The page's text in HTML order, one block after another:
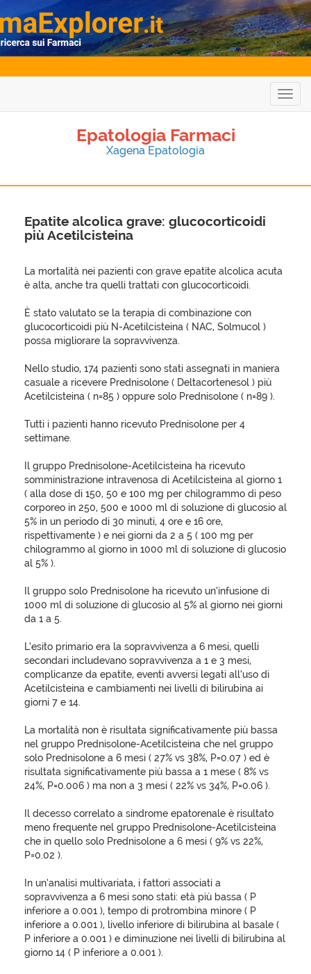
Epatologia Farmaci
Xagena Epatologia
Epatite alcolica grave: glucocorticoidi
più Acetilcisteina
La mortalità nei pazienti con grave epatite alcolica acuta
è alta, anche tra quelli trattati con glucocorticoidi.
È stato valutato se la terapia di combinazione con
glucocorticoidi più N-Acetilcisteina ( NAC, Solmucol )
possa migliorare la sopravvivenza.
Nello studio, 174 pazienti sono stati assegnati in maniera
casuale a ricevere Prednisolone ( Deltacortenesol ) più
Acetilcisteina ( n=85 ) oppure solo Prednisolone ( n=89 ).
Tutti i pazienti hanno ricevuto Prednisolone per 4
settimane.
Il gruppo Prednisolone-Acetilcisteina ha ricevuto
somministrazione intravenosa di Acetilcisteina al giorno 1
( alla dose di 150, 50 e 100 mg per chilogrammo di peso
corporeo in 250, 500 e 1000 ml di soluzione di glucosio al
5% in un periodo di 30 minuti, 4 ore e 16 ore,
rispettivamente ) e nei giorni da 2 a 5 ( 100 mg per
chilogrammo al giorno in 1000 ml di soluzione di glucosio
al 5% ).
Il gruppo solo Prednisolone ha ricevuto un’infusione di
1000 ml di soluzione di glucosio al 5% al giorno nei giorni
da 1 a 5.
L’esito primario era la sopravvivenza a 6 mesi, quelli
secondari includevano sopravvivenza a 1 e 3 mesi,
complicanze da epatite, eventi avversi legati all’uso di
Acetilcisteina e cambiamenti nei livelli di bilirubina ai
giorni 7 e 14.
La mortalità non è risultata significativamente più bassa
nel gruppo Prednisolone-Acetilcisteina che nel gruppo
solo Prednisolone a 6 mesi ( 27% vs 38%, P=0.07 ) ed è
risultata significativamente più bassa a 1 mese ( 8% vs
24%, P=0.006 ) ma non a 3 mesi ( 22% vs 34%, P=0.06 ).
Il decesso correlato a sindrome epatorenale è risultato
meno frequente nel gruppo Prednisolone-Acetilcisteina
che in quello solo Prednisolone a 6 mesi ( 9% vs 22%,
P=0.02 ).
In un’analisi multivariata, i fattori associati a
sopravvivenza a 6 mesi sono stati: età più bassa ( P
inferiore a 0.001 ), tempo di protrombina minore ( P
inferiore a 0.001 ), livello inferiore di bilirubina al basale (
P inferiore a 0.001 ) e diminuzione nei livelli di bilirubina al
giorno 14 ( P inferiore a 0.001 ).